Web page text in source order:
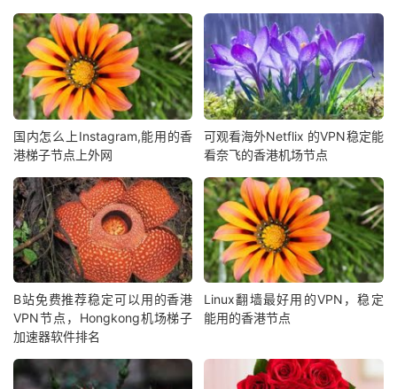
国内怎么上Instagram,能用的香
港梯子节点上外网
可观看海外Netflix 的VPN稳定能
看奈飞的香港机场节点
B站免费推荐稳定可以用的香港
VPN节点，Hongkong机场梯子
加速器软件排名
Linux翻墙最好用的VPN，稳定
能用的香港节点